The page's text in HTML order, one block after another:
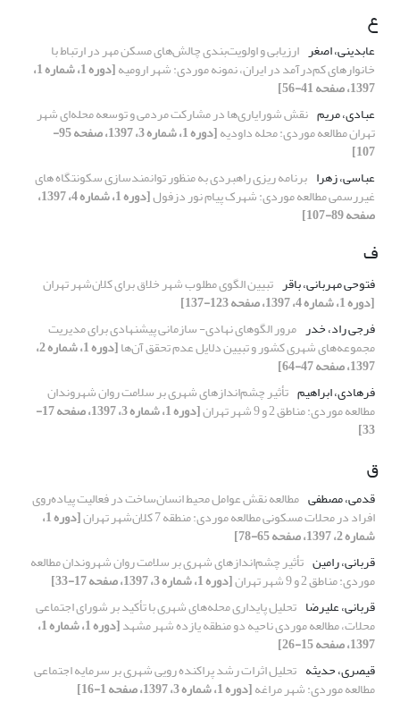
ع
عابدینی، اصغر ارزیابی و اولویت‌بندی چالش‌های مسکن مهر در ارتباط با
خانوارهای کم‌درآمد در ایران، نمونه موردی: شهر ارومیه [دوره 1، شماره 1،
1397، صفحه 41-56]
عبادی، مریم نقش شورایاری‌ها در مشارکت مردمی و توسعه محله‌ای شهر
تهران مطالعه موردی: محله داودیه [دوره 1، شماره 3، 1397، صفحه 95-
107]
عباسی، زهرا برنامه ریزی راهبردی به منظور توانمندسازی سکونتگاه های
غیررسمی مطالعه موردی: شهرک پیام نور دزفول [دوره 1، شماره 4، 1397،
صفحه 89-107]
ف
فتوحی مهربانی، باقر تبیین الگوی مطلوب شهر خلاق برای کلان‌شهر تهران
[دوره 1، شماره 4، 1397، صفحه 123-137]
فرجی راد، خدر مرور الگوهای نهادی- سازمانی پیشنهادی برای مدیریت
مجموعه‌های شهری کشور و تبیین دلایل عدم تحقق آن‌ها [دوره 1، شماره 2،
1397، صفحه 47-64]
فرهادی، ابراهیم تأثیر چشم‌اندازهای شهری بر سلامت روان شهروندان
مطالعه موردی: مناطق 2 و 9 شهر تهران [دوره 1، شماره 3، 1397، صفحه 17-
33]
ق
قدمی، مصطفی مطالعه نقش عوامل محیط انسان‌ساخت در فعالیت پیاده‌روی
افراد در محلات مسکونی مطالعه موردی: منطقه 7 کلان‌شهر تهران [دوره 1،
شماره 2، 1397، صفحه 65-78]
قربانی، رامین تأثیر چشم‌اندازهای شهری بر سلامت روان شهروندان مطالعه
موردی: مناطق 2 و 9 شهر تهران
[دوره 1، شماره 3، 1397، صفحه 17-33]
قربانی، علیرضا تحلیل پایداری محله‌های شهری با تأکید بر شورای اجتماعی
محلات، مطالعه موردی ناحیه دو منطقه یازده شهر مشهد [دوره 1، شماره 1،
1397، صفحه 15-26]
قیصری، حدیثه تحلیل اثرات رشد پراکنده رویی شهری بر سرمایه اجتماعی
مطالعه موردی: شهر مراغه[دوره 1، شماره 3، 1397، صفحه 1-16]